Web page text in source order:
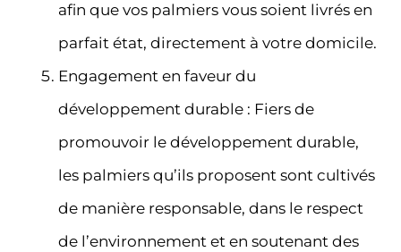
afin que vos palmiers vous soient livrés en
parfait état, directement à votre domicile.
Engagement en faveur du
développement durable : Fiers de
promouvoir le développement durable,
les palmiers qu’ils proposent sont cultivés
de manière responsable, dans le respect
de l’environnement et en soutenant des